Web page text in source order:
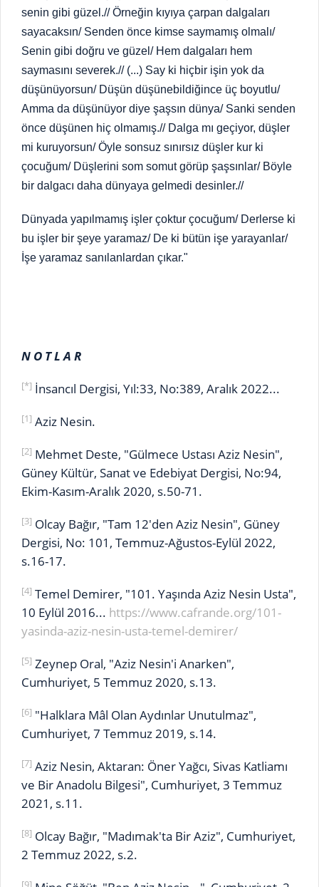
senin gibi güzel.// Örneğin kıyıya çarpan dalgaları
sayacaksın/ Senden önce kimse saymamış olmalı/
Senin gibi doğru ve güzel/ Hem dalgaları hem
saymasını severek.// (...) Say ki hiçbir işin yok da
düşünüyorsun/ Düşün düşünebildiğince üç boyutlu/
Amma da düşünüyor diye şaşsın dünya/ Sanki senden
önce düşünen hiç olmamış.// Dalga mı geçiyor, düşler
mi kuruyorsun/ Öyle sonsuz sınırsız düşler kur ki
çocuğum/ Düşlerini som somut görüp şaşsınlar/ Böyle
bir dalgacı daha dünyaya gelmedi desinler.//
Dünyada yapılmamış işler çoktur çocuğum/ Derlerse ki
bu işler bir şeye yaramaz/ De ki bütün işe yarayanlar/
İşe yaramaz sanılanlardan çıkar."
N O T L A R
[*] İnsancıl Dergisi, Yıl:33, No:389, Aralık 2022...
[1] Aziz Nesin.
[2] Mehmet Deste, "Gülmece Ustası Aziz Nesin",
Güney Kültür, Sanat ve Edebiyat Dergisi, No:94,
Ekim-Kasım-Aralık 2020, s.50-71.
[3] Olcay Bağır, "Tam 12'den Aziz Nesin", Güney
Dergisi, No: 101, Temmuz-Ağustos-Eylül 2022,
s.16-17.
[4] Temel Demirer, "101. Yaşında Aziz Nesin Usta",
10 Eylül 2016... https://www.cafrande.org/101-
yasinda-aziz-nesin-usta-temel-demirer/
[5] Zeynep Oral, "Aziz Nesin'i Anarken",
Cumhuriyet, 5 Temmuz 2020, s.13.
[6] "Halklara Mâl Olan Aydınlar Unutulmaz",
Cumhuriyet, 7 Temmuz 2019, s.14.
[7] Aziz Nesin, Aktaran: Öner Yağcı, Sivas Katliamı
ve Bir Anadolu Bilgesi", Cumhuriyet, 3 Temmuz
2021, s.11.
[8] Olcay Bağır, "Madımak'ta Bir Aziz", Cumhuriyet,
2 Temmuz 2022, s.2.
[9]